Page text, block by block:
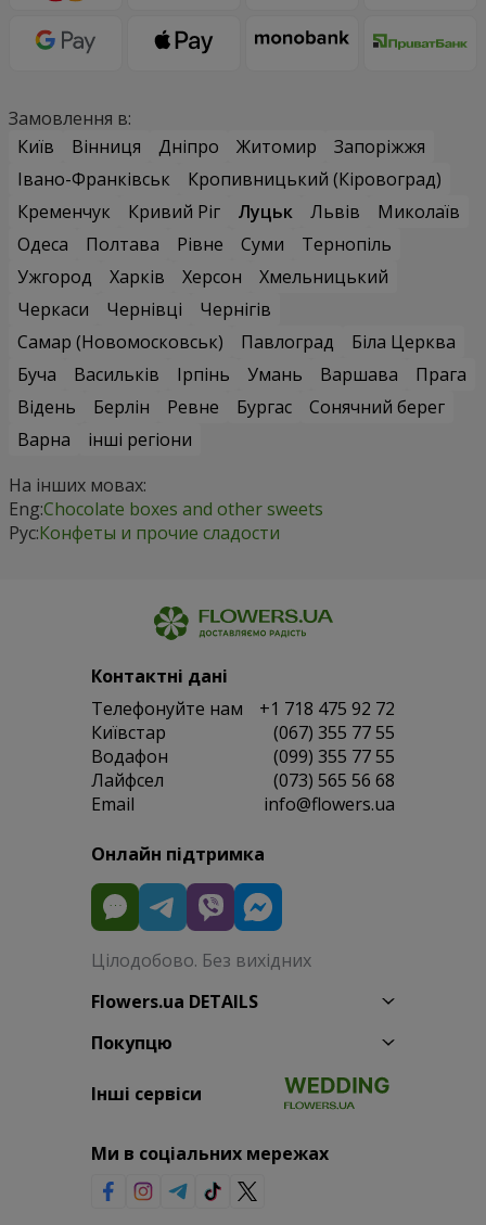
Замовлення в:
Київ
Вінниця Дніпро Житомир
Запоріжжя
Івано-Франківськ
Кропивницький (Кіровоград)
Кременчук
Кривий Ріг Луцьк Львів
Миколаїв
Одеса
Полтава Рівне Суми
Тернопіль
Ужгород
Харків Херсон
Хмельницький
Черкаси
Чернівці
Чернігів
Самар (Новомосковськ)
Павлоград
Біла Церква
Буча
Васильків Ірпінь Умань Варшава
Прага
Відень
Берлін Ревне Бургас
Сонячний берег
Варна
інші регіони
На інших мовах:
Eng:Chocolate boxes and other sweets
Рус:Конфеты и прочие сладости
Контактні дані
Телефонуйте нам
+1 718 475 92 72
Київстар
(067) 355 77 55
Водафон
(099) 355 77 55
Лайфсел
(073) 565 56 68
Email
info@flowers.ua
Онлайн підтримка
Цілодобово. Без вихідних
Flowers.ua DETAILS
Покупцю
Інші сервіси
Ми в соціальних мережах